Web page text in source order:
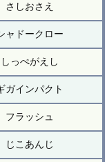
さしおさえ
ャドークロー
しっぺがえし
ガインパクト
フラッシュ
じこあんじ